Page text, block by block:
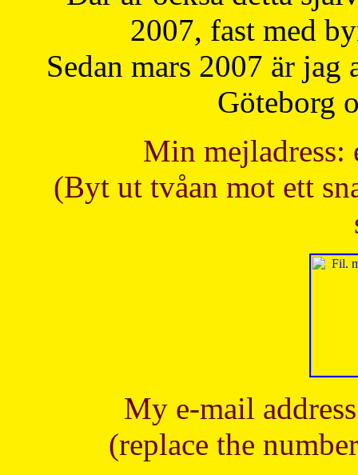
2007, fast med
Sedan mars 2007 är
Göteborg
Min mejladress:
(Byt ut tvåan mot ett
My e-mail
(replace the